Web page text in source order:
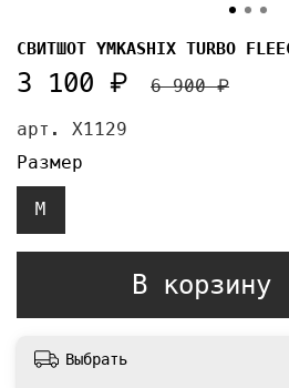
арт. X1129
СВИТШОТ YMKASHIX TURBO
3 100 ₽ 6 900 ₽
В корзину
Размер
M
Выбрать